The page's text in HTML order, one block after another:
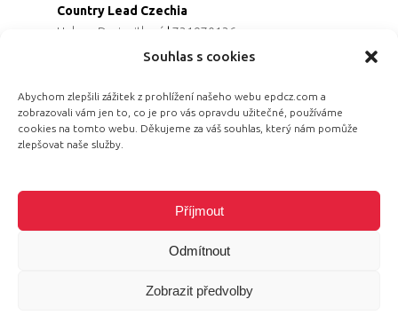
Souhlas s cookies
Abychom zlepšili zážitek z prohlížení našeho webu epdcz.com a
zobrazovali vám jen to, co je pro vás opravdu užitečné, používáme
cookies na tomto webu. Děkujeme za váš souhlas, který nám pomůže
zlepšovat naše služby.
Příjmout
Odmítnout
Zobrazit předvolby
Country Lead Czechia
Helena Dreiseitlová | 731970136
Koordinátorka projektu
Programová ředitelka
Jana Černoušková |607782535
Partnerství & fundraising
730158883
© 2026 Equal Pay Day.